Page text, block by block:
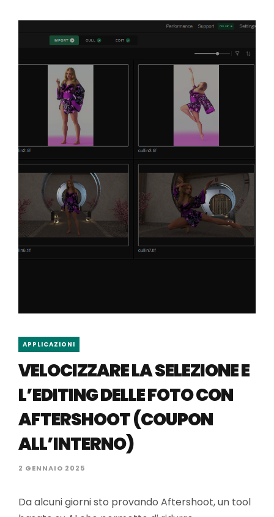
APPLICAZIONI
VELOCIZZARE LA SELEZIONE E
L’EDITING DELLE FOTO CON
AFTERSHOOT (COUPON
ALL’INTERNO)
2 GENNAIO 2025
Da alcuni giorni sto provando Aftershoot, un tool